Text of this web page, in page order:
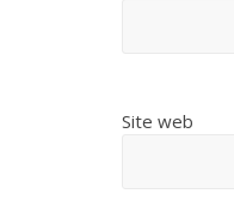
Site web